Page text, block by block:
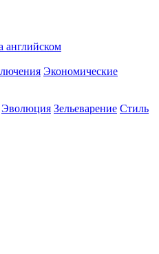
английском
Экономические
Эволюция Зельеварение Стиль